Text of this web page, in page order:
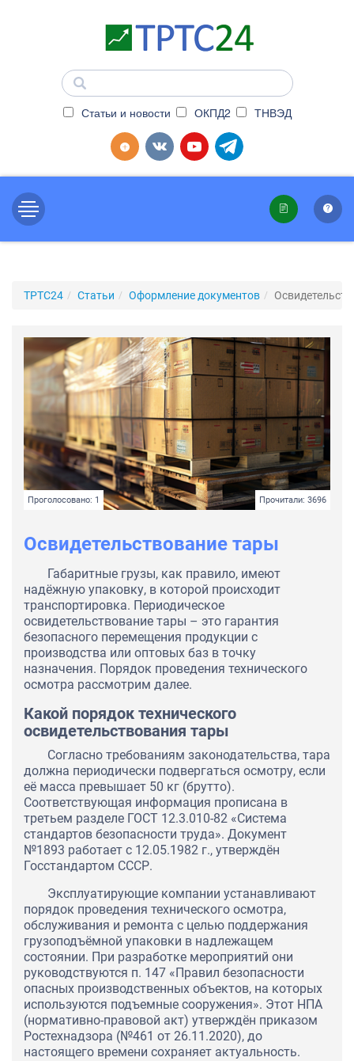
Статьи и новости ОКПД2 ТНВЭД
ТРТС24 Статьи Оформление документов
Проголосовано: 1 Прочитали: 3696
Освидетельствование тары
Габаритные грузы, как правило, имеют
надёжную упаковку, в которой происходит
транспортировка. Периодическое
освидетельствование тары – это гарантия
безопасного перемещения продукции с
производства или оптовых баз в точку
назначения. Порядок проведения технического
осмотра рассмотрим далее.
Какой порядок технического
освидетельствования тары
Согласно требованиям законодательства, тара
должна периодически подвергаться осмотру, если
её масса превышает 50 кг (брутто).
Соответствующая информация прописана в
третьем разделе ГОСТ 12.3.010-82 «Система
стандартов безопасности труда». Документ
№1893 работает с 12.05.1982 г., утверждён
Госстандартом СССР.
Эксплуатирующие компании устанавливают
порядок проведения технического осмотра,
обслуживания и ремонта с целью поддержания
грузоподъёмной упаковки в надлежащем
состоянии. При разработке мероприятий они
руководствуются п. 147 «Правил безопасности
опасных производственных объектов, на которых
используются подъемные сооружения». Этот НПА
(нормативно-правовой акт) утверждён приказом
Ростехнадзора (№461 от 26.11.2020), до
настоящего времени сохраняет актуальность.